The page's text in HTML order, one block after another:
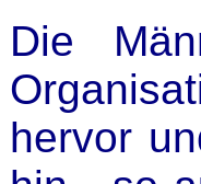
Die
hervor